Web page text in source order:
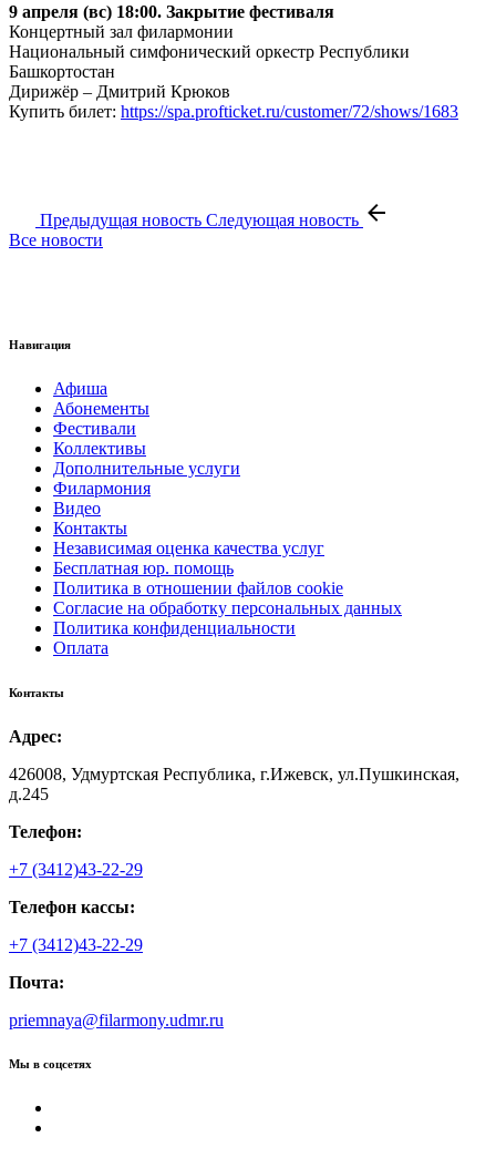
9 апреля (вс) 18:00. Закрытие фестиваля
Концертный зал филармонии
Национальный симфонический оркестр Республики
Башкортостан
Дирижёр – Дмитрий Крюков
Купить билет: https://spa.profticket.ru/customer/72/shows/1683
Предыдущая новость Следующая новость
Все новости
Навигация
Афиша
Абонементы
Фестивали
Коллективы
Дополнительные услуги
Филармония
Видео
Контакты
Независимая оценка качества услуг
Бесплатная юр. помощь
Политика в отношении файлов cookie
Согласие на обработку персональных данных
Политика конфиденциальности
Оплата
Контакты
Адрес:
426008, Удмуртская Республика, г.Ижевск, ул.Пушкинская,
д.245
Телефон:
+7 (3412)43-22-29
Телефон кассы:
+7 (3412)43-22-29
Почта:
priemnaya@filarmony.udmr.ru
Мы в соцсетях